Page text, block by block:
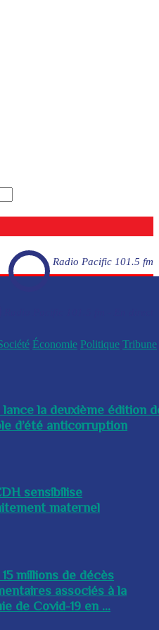
Radio Pacific 101.5 fm
Économie Politique Tribune
lance la deuxième édition
d’été anticorruption
sensibilise
maternel
millions de décès
associés à la
de Covid-19 en ...